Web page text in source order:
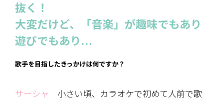
抜く！
大変だけど、「音楽」が趣味でもあり
遊びでもあり…
歌手を目指したきっかけは何ですか？
サーシャ 小さい頃、カラオケで初めて人前で歌